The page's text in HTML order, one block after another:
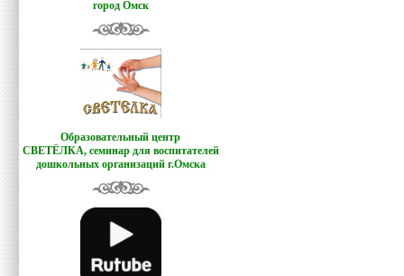
город Омск
Образовательный центр
СВЕТЁЛКА, семинар для воспитателей
дошкольных организаций г.Омска